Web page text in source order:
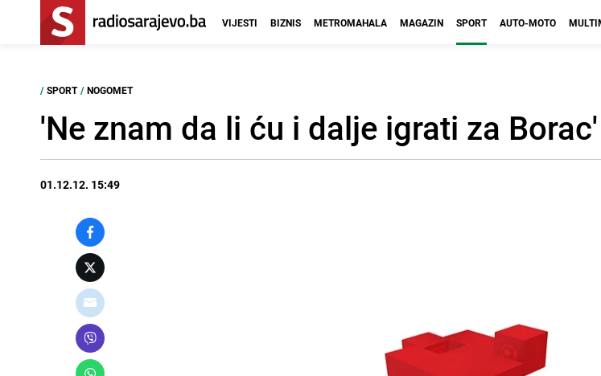
VIJESTI BIZNIS METROMAHALA MAGAZIN SPORT AUTO-MOTO
/ SPORT / NOGOMET
'Ne znam da li ću i dalje igrati za Borac'
01.12.12. 15:49